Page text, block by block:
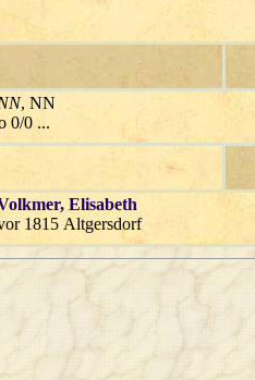
, NN
0/0 ...
, Elisabeth
1815 Altgersdorf